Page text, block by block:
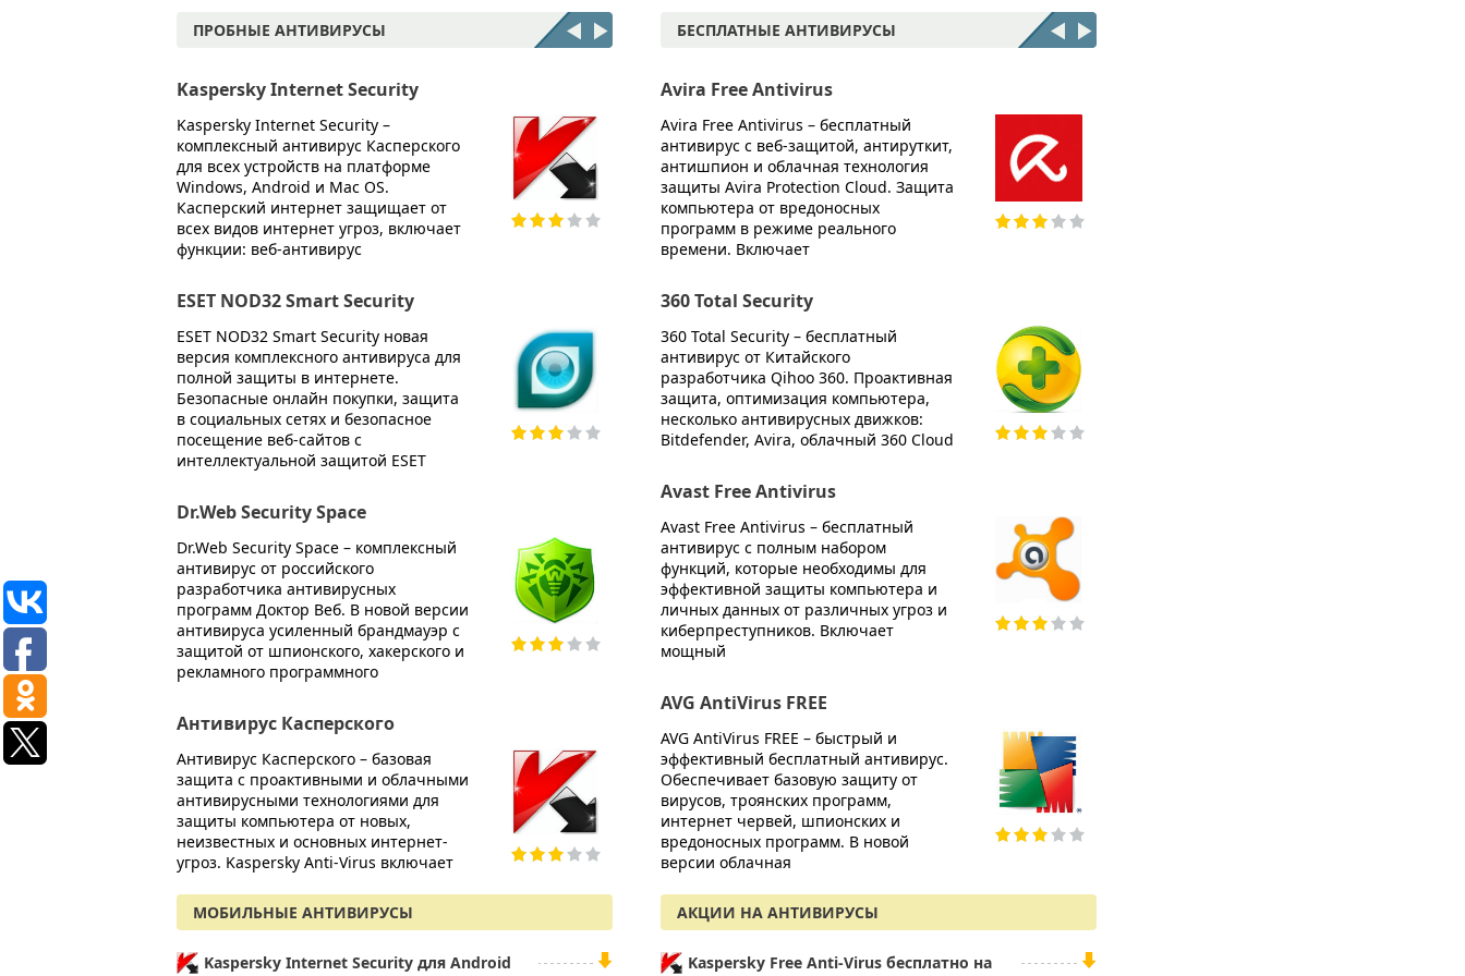
ПРОБНЫЕ АНТИВИРУСЫ
Kaspersky Internet Security
Kaspersky Internet Security –
комплексный антивирус Касперского
для всех устройств на платформе
Windows, Android и Mac OS.
Касперский интернет защищает от
всех видов интернет угроз, включает
функции: веб-антивирус
ESET NOD32 Smart Security
ESET NOD32 Smart Security новая
версия комплексного антивируса для
полной защиты в интернете.
Безопасные онлайн покупки, защита
в социальных сетях и безопасное
посещение веб-сайтов с
интеллектуальной защитой ESET
Dr.Web Security Space
Dr.Web Security Space – комплексный
антивирус от российского
разработчика антивирусных
программ Доктор Веб. В новой версии
антивируса усиленный брандмауэр с
защитой от шпионского, хакерского и
рекламного программного
Антивирус Касперского
Антивирус Касперского – базовая
защита с проактивными и облачными
антивирусными технологиями для
защиты компьютера от новых,
неизвестных и основных интернет-
угроз. Kaspersky Anti-Virus включает
McAfee Internet Security
McAfee Internet Security -
комплексный антивирус.
Эффективная защита от вирусов и
любых интернет-угроз. Резервное
копирование 1 гигабайт, оптимизация
операционной системы и еще
работы, защита от мошенников.
Avira Internet Security Suite
Avira Internet Security Suite –
комплексное решение, антивирус с
защитой компьютера в режиме
реального времени, защищает от
всех видов интернет угроз. Включает
дополнительные утилиты
AVG Internet Security 2016
AVG Internet Security 2016 – мощное
комплексное решение для защиты
персонального компьютера от
мошенников и любых видов интернет
угроз. Используя облачные
технологии при сканировании,
защищает от троянов
AVG AntiVirus 2016
AVG AntiVirus 2016 – антивирус с
защитой в реальном времени,
быстрая и надежная защита от
вирусов, червей, троянов,
вредоносных программ и руткитов.
Виртуальное хранилище
конфиденциальных данных
версия надежного антивируса с веб
защитой и сканером почты.
Защищает от всех интернет угроз и
локальных атак. Обеспечивает
базовую защиту с брандмауэром
McAfee AntiVirus Plus – базовая
зашита от вирусов и угроз из
интернета. В основной пакет Маккафи
входит: антивирус, фаервол,
антишпион, веб защита «SiteAdvisor»,
чистка системы и удаление файлов
ESET NOD32 Start Pack
ESET NOD32 START PACK - базовая
защита компьютера от вирусов,
фишинга и шпионского программного
NOD32 START PACK имеет модули:
Panda Internet Security – комплексный
антивирус с проактивной защитой,
персональным фаерволом и
облачными технологиями. Включает
модули защиты от фишинговых веб-
сайтов и защищает личных данных
БЕСПЛАТНЫЕ АНТИВИРУСЫ
Avira Free Antivirus
Avira Free Antivirus – бесплатный
антивирус с веб-защитой, антируткит,
антишпион и облачная технология
защиты Avira Protection Cloud. Защита
компьютера от вредоносных
программ в режиме реального
времени. Включает
360 Total Security
360 Total Security – бесплатный
антивирус от Китайского
разработчика Qihoo 360. Проактивная
защита, оптимизация компьютера,
несколько антивирусных движков:
Bitdefender, Avira, облачный 360 Cloud
Avast Free Antivirus
Avast Free Antivirus – бесплатный
антивирус с полным набором
функций, которые необходимы для
эффективной защиты компьютера и
личных данных от различных угроз и
киберпреступников. Включает
мощный
AVG AntiVirus FREE
AVG AntiVirus FREE – быстрый и
эффективный бесплатный антивирус.
Обеспечивает базовую защиту от
вирусов, троянских программ,
интернет червей, шпионских и
вредоносных программ. В новой
версии облачная
МОБИЛЬНЫЕ АНТИВИРУСЫ
Kaspersky Internet Security для Android
АКЦИИ НА АНТИВИРУСЫ
Kaspersky Free Anti-Virus бесплатно на